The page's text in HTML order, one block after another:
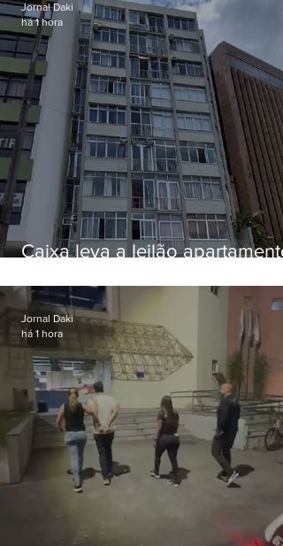
Caixa leva a leilão apartamento
Botafogo
Jornal Daki
há 1 hora
Jornal Daki
há 1 hora